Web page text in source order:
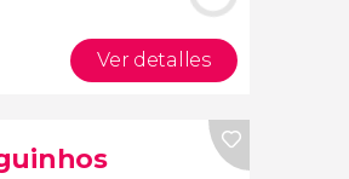
Ver detalles